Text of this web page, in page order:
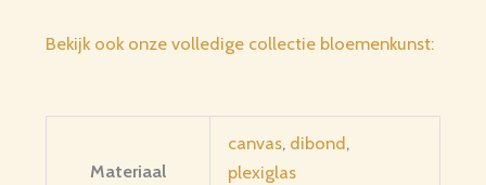
Bekijk ook onze volledige collectie bloemenkunst:
Materiaal
canvas, dibond,
plexiglas